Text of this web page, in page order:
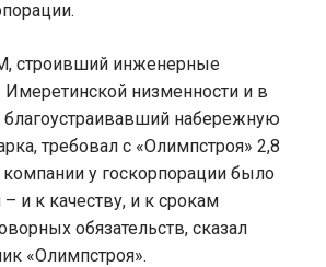
строивший инженерные
низменности и в
благоустраивавший набережную
требовал с «Олимпстроя» 2,8
у госкорпорации было
и к качеству, и к срокам
обязательств, сказал
«Олимпстроя».